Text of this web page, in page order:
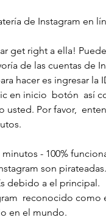
de Instagram en
get right a ella!
de las cuentas de
hacer es ingresar la
en inicio  botón  así
usted. Por favor,
- 100%
debido a el principal.
reconocido como
en el mundo.